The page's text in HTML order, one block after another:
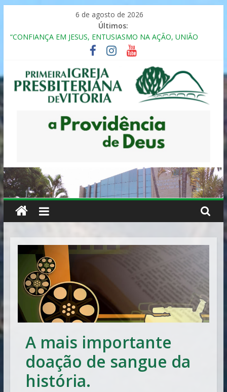
6 de agosto de 2026
Últimos:
“CONFIANÇA EM JESUS, ENTUSIASMO NA AÇÃO, UNIÃO
Seminário da Família 2025
Formação em Inclusão, Ensino e Relacionamento com
Pessoas Atípicas
12º ENCONTRO DE CASAIS
MULHER PRESBITERIANA
Primeira
Presbiteriana
de
Vitória
A mais importante
doação de sangue da
história.